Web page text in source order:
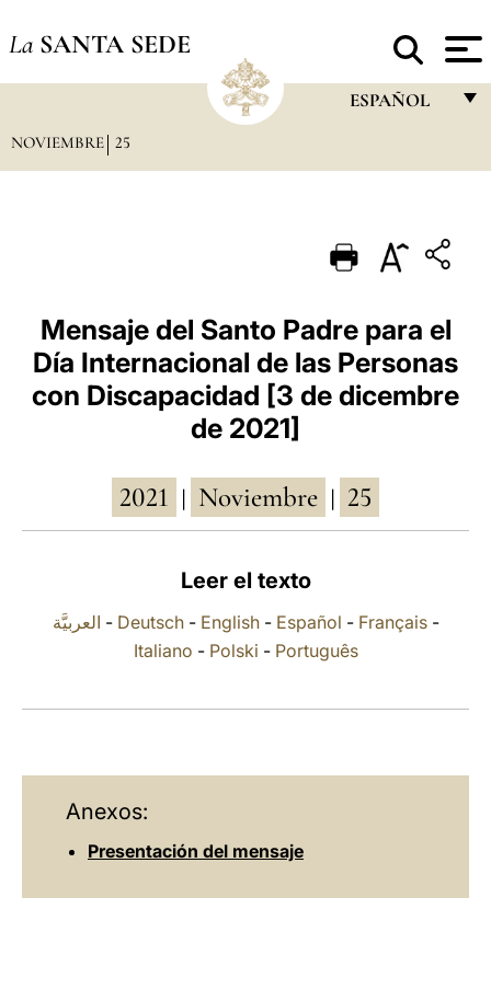
La SANTA SEDE
ESPAÑOL
PORTUGUÊS
DEUTSCH
POLSKI
中文
LATINE
NOVIEMBRE 25
Mensaje del Santo Padre para el
Día Internacional de las Personas
con Discapacidad [3 de dicembre
de 2021]
2021 Noviembre 25
Leer el texto
العربيَّة - Deutsch- English- Español - Français-
Italiano - Polski - Português
Anexos:
Presentación del mensaje